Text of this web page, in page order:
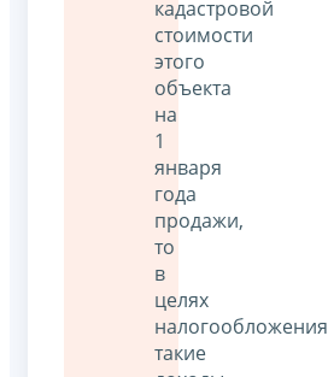
кадастровой
стоимости
этого
объекта
на
1
января
года
продажи,
то
в
целях
налогообложения
такие